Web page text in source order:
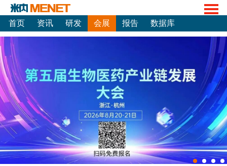
首页 资讯 研发 会展 报告 数据库